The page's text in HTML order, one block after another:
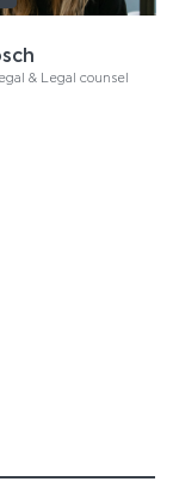
& Legal counsel